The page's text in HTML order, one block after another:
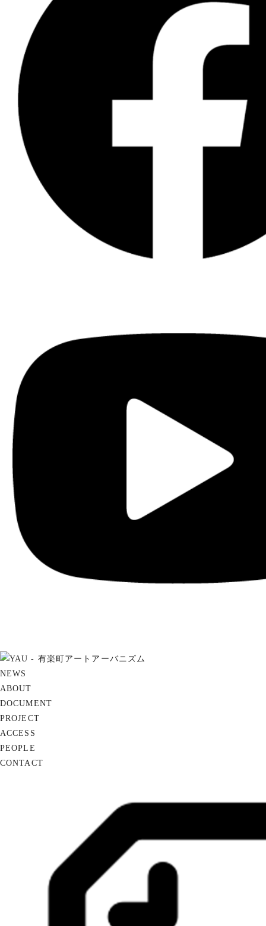
NEWS
ABOUT
DOCUMENT
PROJECT
ACCESS
PEOPLE
CONTACT